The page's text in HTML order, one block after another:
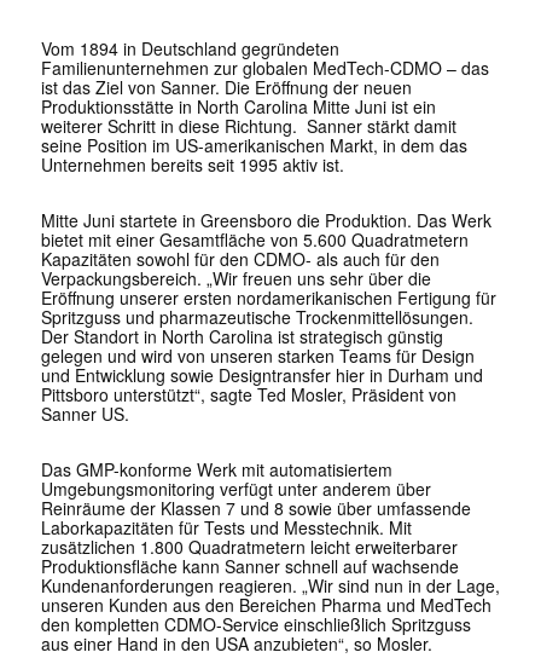
Vom 1894 in Deutschland gegründeten
Familienunternehmen zur globalen MedTech-CDMO – das
ist das Ziel von Sanner. Die Eröffnung der neuen
Produktionsstätte in North Carolina Mitte Juni ist ein
weiterer Schritt in diese Richtung. Sanner stärkt damit
seine Position im US-amerikanischen Markt, in dem das
Unternehmen bereits seit 1995 aktiv ist.
Mitte Juni startete in Greensboro die Produktion. Das Werk
bietet mit einer Gesamtfläche von 5.600 Quadratmetern
Kapazitäten sowohl für den CDMO- als auch für den
Verpackungsbereich. „Wir freuen uns sehr über die
Eröffnung unserer ersten nordamerikanischen Fertigung für
Spritzguss und pharmazeutische Trockenmittellösungen.
Der Standort in North Carolina ist strategisch günstig
gelegen und wird von unseren starken Teams für Design
und Entwicklung sowie Designtransfer hier in Durham und
Pittsboro unterstützt“, sagte Ted Mosler, Präsident von
Sanner US.
Das GMP-konforme Werk mit automatisiertem
Umgebungsmonitoring verfügt unter anderem über
Reinräume der Klassen 7 und 8 sowie über umfassende
Laborkapazitäten für Tests und Messtechnik. Mit
zusätzlichen 1.800 Quadratmetern leicht erweiterbarer
Produktionsfläche kann Sanner schnell auf wachsende
Kundenanforderungen reagieren. „Wir sind nun in der Lage,
unseren Kunden aus den Bereichen Pharma und MedTech
den kompletten CDMO-Service einschließlich Spritzguss
aus einer Hand in den USA anzubieten“, so Mosler.